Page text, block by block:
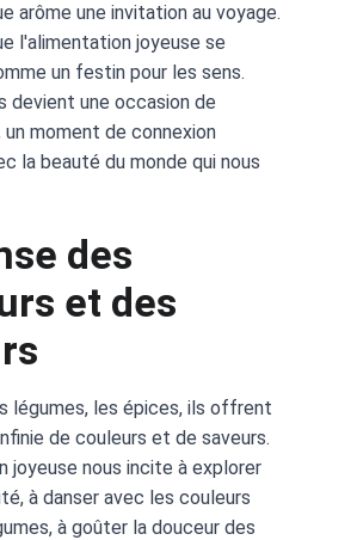
arôme une invitation au voyage.
l'alimentation joyeuse se
un festin pour les sens.
devient une occasion de
un moment de connexion
la beauté du monde qui nous
des
et des
légumes, les épices, ils offrent
de couleurs et de saveurs.
joyeuse nous incite à explorer
à danser avec les couleurs
à goûter la douceur des